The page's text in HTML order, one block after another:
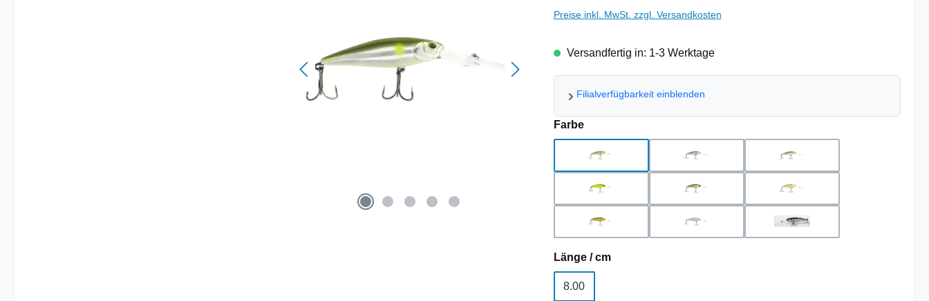
Preise inkl. MwSt. zzgl. Versandkosten
Versandfertig in: 1-3 Werktage
Filialverfügbarkeit einblenden
Farbeauswählen
Chrome Ayu Chrome Black Chrome Gold
Ghost Tiger Green Perch Matte US Perch
Pearl Shiner Perch Real Shad
Länge / cmauswählen
8.00